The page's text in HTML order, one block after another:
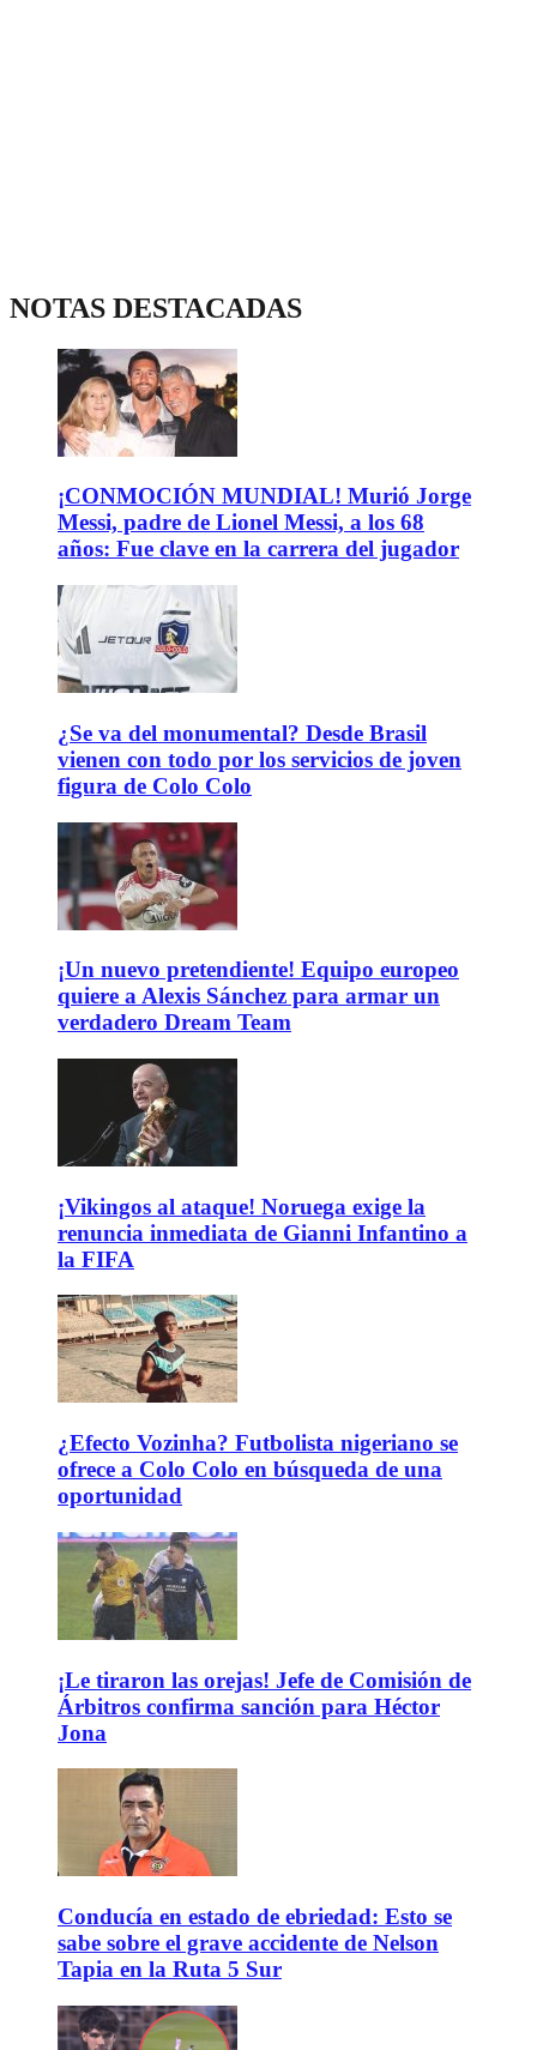
NOTAS DESTACADAS
¡CONMOCIÓN MUNDIAL! Murió Jorge
Messi, padre de Lionel Messi, a los 68
años: Fue clave en la carrera del jugador
¿Se va del monumental? Desde Brasil
vienen con todo por los servicios de joven
figura de Colo Colo
¡Un nuevo pretendiente! Equipo europeo
quiere a Alexis Sánchez para armar un
verdadero Dream Team
¡Vikingos al ataque! Noruega exige la
renuncia inmediata de Gianni Infantino a
la FIFA
¿Efecto Vozinha? Futbolista nigeriano se
ofrece a Colo Colo en búsqueda de una
oportunidad
¡Le tiraron las orejas! Jefe de Comisión de
Árbitros confirma sanción para Héctor
Jona
Conducía en estado de ebriedad: Esto se
sabe sobre el grave accidente de Nelson
Tapia en la Ruta 5 Sur